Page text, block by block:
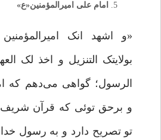
امام علی امیرالمؤمنین«ع»
«و اشهد انک
بولایتک التنزیل و اخذ لک
الرسول؛ گواهی می‌دهم که
و برحق توئی که قرآن شریف
تو تصریح دارد و به رسول